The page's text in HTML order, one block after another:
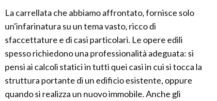
La carrellata che abbiamo affrontato, fornisce solo
un'infarinatura su un tema vasto, ricco di
sfaccettature e di casi particolari. Le opere edili
spesso richiedono una professionalità adeguata: si
pensi ai calcoli statici in tutti quei casi in cui si tocca la
struttura portante di un edificio esistente, oppure
quando si realizza un nuovo immobile. Anche gli